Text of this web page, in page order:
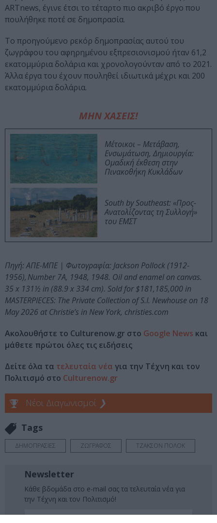
ARTnews, έγινε έτσι το τέταρτο πιο ακριβό έργο που
πουλήθηκε ποτέ σε δημοπρασία.
Το προηγούμενο ρεκόρ δημοπρασίας αυτού του
ζωγράφου του αφηρημένου εξπρεσιονισμού ήταν 61,2
εκατομμύρια δολάρια και χρονολογούνταν από το 2021.
Άλλα έργα του έχουν πουληθεί ιδιωτικά μέχρι και 200
εκατομμύρια δολάρια.
ΜΗΝ ΧΑΣΕΙΣ!
Μέτοικοι – Μετάβαση,
Ενσωμάτωση, Δημιουργία:
Ομαδική έκθεση στην
Πινακοθήκη Κυκλάδων
South by Southeast: «Προς-
Ανατολίζοντας τη Συλλογή»
του ΕΜΣΤ
Πηγή: ΑΠΕ-ΜΠΕ | Φωτογραφία: Jackson Pollock (1912-
1956), Number 7A, 1948, 1948. Oil and enamel on canvas.
35 x 131½ in (88.9 x 334 cm). Sold for $181,185,000 in
MASTERPIECES: The Private Collection of S.I. Newhouse on 18
May 2026 at Christie’s in New York, christies.com
Ακολουθήστε το Culturenow.gr στο Google News και
μάθετε πρώτοι όλες τις ειδήσεις
Δείτε όλα τα τελευταία νέα για την Τέχνη και τον
Πολιτισμό στο Culturenow.gr
Νέοι Διαγωνισμοί ❯
Tags
ΔΗΜΟΠΡΑΣΙΕΣ ΖΩΓΡΑΦΟΣ ΤΖΑΚΣΟΝ ΠΟΛΟΚ
Newsletter
Κάθε βδομάδα στο e-mail σας τα τελευταία νέα για
την Τέχνη και τον Πολιτισμό!